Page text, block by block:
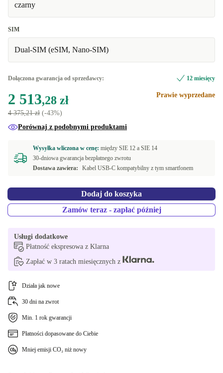
czarny
SIM
Dual-SIM (eSIM, Nano-SIM)
Dołączona gwarancja od sprzedawcy: 12 miesięcy
2 513,28 zł
4 375,21 zł (-43%)
Prawie wyprzedane
Porównaj z podobnymi produktami
Wysyłka wliczona w cenę: między SIE 12 a SIE 14
30-dniowa gwarancja bezpłatnego zwrotu
Dostawa zawiera:
Kabel USB-C kompatybilny z tym smartfonem
Dodaj do koszyka
Zamów teraz - zapłać później
Usługi dodatkowe
Płatność ekspresowa z Klarna
Zapłać w 3 ratach miesięcznych z
Działa jak nowe
30 dni na zwrot
Min. 1 rok gwarancji
Płatności dopasowane do Ciebie
Mniej emisji CO₂ niż nowy